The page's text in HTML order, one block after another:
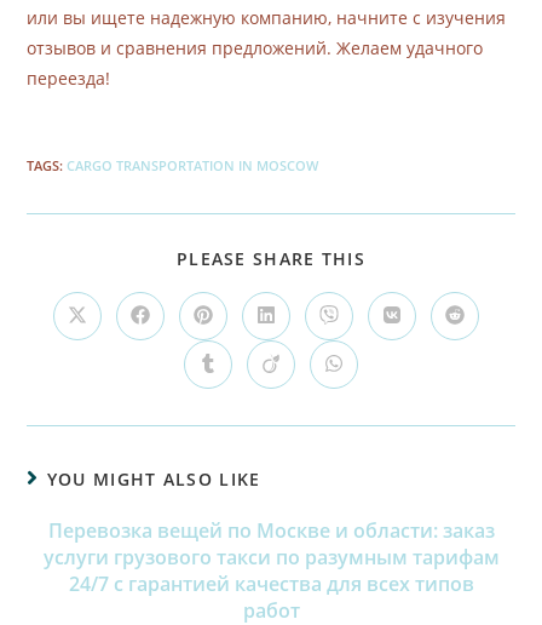
или вы ищете надежную компанию, начните с изучения
отзывов и сравнения предложений. Желаем удачного
переезда!
TAGS:CARGO TRANSPORTATION IN MOSCOW
PLEASE SHARE THIS
YOU MIGHT ALSO LIKE
Перевозка вещей по Москве и области: заказ
услуги грузового такси по разумным тарифам
24/7 с гарантией качества для всех типов
работ